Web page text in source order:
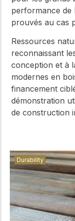
performance de
prouvés au cas
Ressources
reconnaissant
conception et à
modernes en
financement
démonstration
de construction
Durability